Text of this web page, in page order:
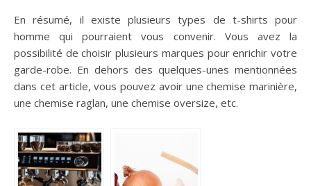
En résumé, il existe plusieurs types de t-shirts pour
homme qui pourraient vous convenir. Vous avez la
possibilité de choisir plusieurs marques pour enrichir votre
garde-robe. En dehors des quelques-unes mentionnées
dans cet article, vous pouvez avoir une chemise marinière,
une chemise raglan, une chemise oversize, etc.